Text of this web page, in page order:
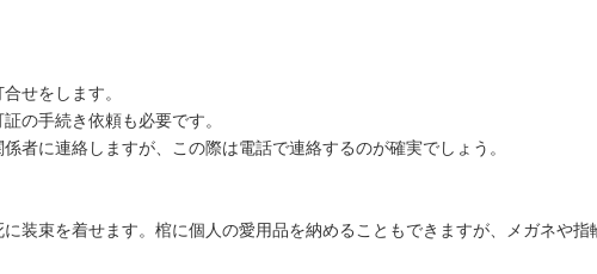
せをします。
の手続き依頼も必要です。
者に連絡しますが、この際は電話で連絡するのが確実でしょう。
装束を着せます。棺に個人の愛用品を納めることもできますが、メガネや指